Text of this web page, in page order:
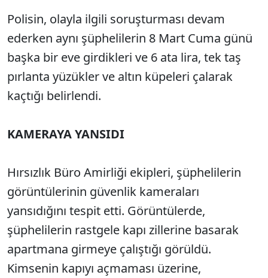
Polisin, olayla ilgili soruşturması devam
ederken aynı şüphelilerin 8 Mart Cuma günü
başka bir eve girdikleri ve 6 ata lira, tek taş
pırlanta yüzükler ve altın küpeleri çalarak
kaçtığı belirlendi.
KAMERAYA YANSIDI
Hırsızlık Büro Amirliği ekipleri, şüphelilerin
görüntülerinin güvenlik kameraları
yansıdığını tespit etti. Görüntülerde,
şüphelilerin rastgele kapı zillerine basarak
apartmana girmeye çalıştığı görüldü.
Kimsenin kapıyı açmaması üzerine,